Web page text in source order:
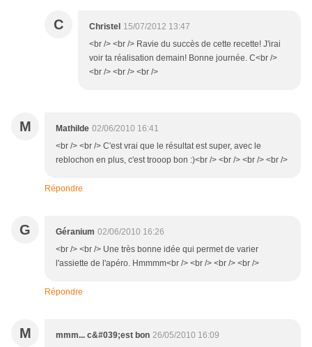
C Christel 15/07/2012 13:47
<br /> <br /> Ravie du succès de cette recette! J'irai
voir ta réalisation demain! Bonne journée. C<br />
<br /> <br /> <br />
M Mathilde 02/06/2010 16:41
<br /> <br /> C'est vrai que le résultat est super, avec le
reblochon en plus, c'est trooop bon :)<br /> <br /> <br /> <br />
Répondre
G Géranium 02/06/2010 16:26
<br /> <br /> Une très bonne idée qui permet de varier
l'assiette de l'apéro. Hmmmm<br /> <br /> <br /> <br />
Répondre
M mmm... c&#039;est bon 26/05/2010 16:09